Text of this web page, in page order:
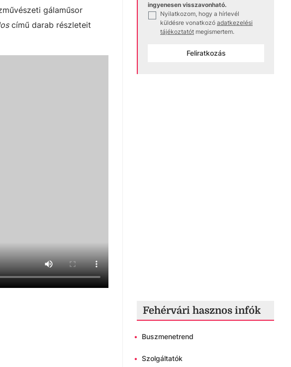
gálaműsor
című darab részleteit
ingyenesen visszavonható.
✓
Nyilatkozom, hogy a hírlevél
küldésre vonatkozó adatkezelési
tájékoztatót megismertem.
Feliratkozás
Fehérvári hasznos infók
• Buszmenetrend
• Szolgáltatók